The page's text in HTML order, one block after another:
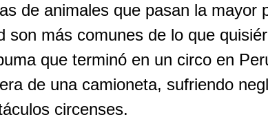
de animales que pasan la mayor
son más comunes de lo que
que terminó en un circo en
de una camioneta, sufriendo
circenses.